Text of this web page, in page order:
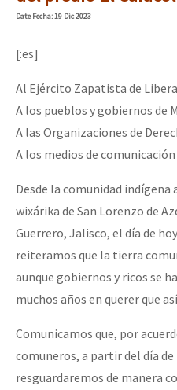
DateFecha: 19 Dic 2023
[:es]
Al Ejército Zapatista de
A los pueblos y gobiernos de
A las Organizaciones de
A los medios de comunicación
Desde la comunidad
wixárika de San Lorenzo de
Guerrero, Jalisco, el día de
reiteramos que la tierra
aunque gobiernos y ricos se
muchos años en querer que
Comunicamos que, por
comuneros, a partir del día
resguardaremos de manera